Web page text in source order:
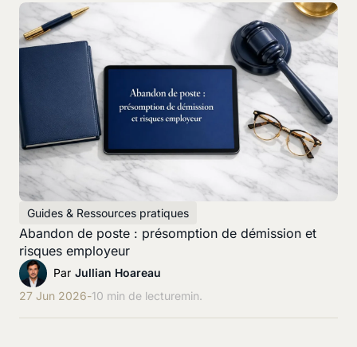
Guides & Ressources pratiques
Abandon de poste : présomption de démission et
risques employeur
Par Jullian Hoareau
27 Jun 2026-10 min de lecturemin.